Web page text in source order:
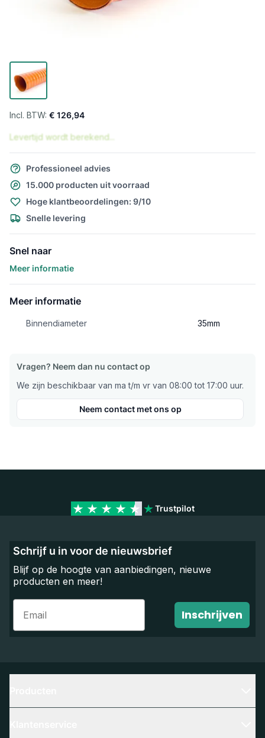
€ 126,94
Levertijd wordt berekend...
Professioneel advies
15.000 producten uit voorraad
Hoge klantbeoordelingen: 9/10
Snelle levering
Snel naar
Meer informatie
Meer informatie
Binnendiameter 35mm
Vragen? Neem dan nu contact op
We zijn beschikbaar van ma t/m vr van 08:00 tot 17:00 uur.
Neem contact met ons op
Trustpilot
Schrijf u in voor de nieuwsbrief
Blijf op de hoogte van aanbiedingen, nieuwe
producten en meer!
Email
Inschrijven